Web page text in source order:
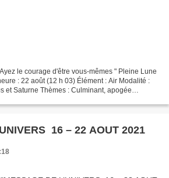
le courage d'être vous-mêmes " Pleine Lune
: 22 août (12 h 03) Élément : Air Modalité :
et Saturne Thèmes : Culminant, apogée
16 – 22 AOUT 2021